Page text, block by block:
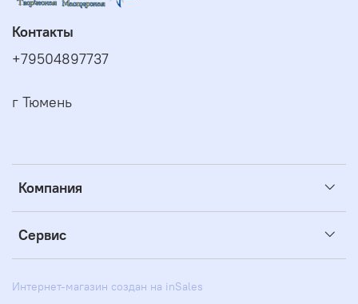
Компания
Сервис
Контакты
+79504897737
г Тюмень
Интернет-магазин создан на inSales